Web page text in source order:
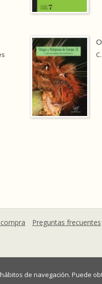
Preguntas frecuentes
de navegación. Puede